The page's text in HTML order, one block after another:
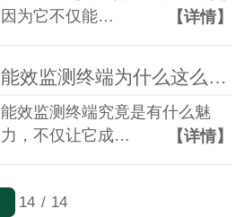
因为它不仅能…
【详情】
能效监测终端为什么这么好用？森维电子告诉您！
能效监测终端究竟是有什么魅
力，不仅让它成…
【详情】
14 / 14